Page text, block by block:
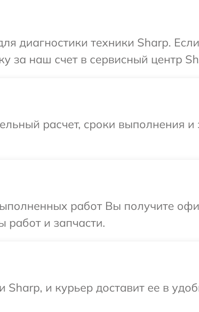
диагностики техники Sharp. Если
за наш счет в сервисный центр
расчет, сроки выполнения и
работ Вы получите
работ и запчасти.
и курьер доставит ее в